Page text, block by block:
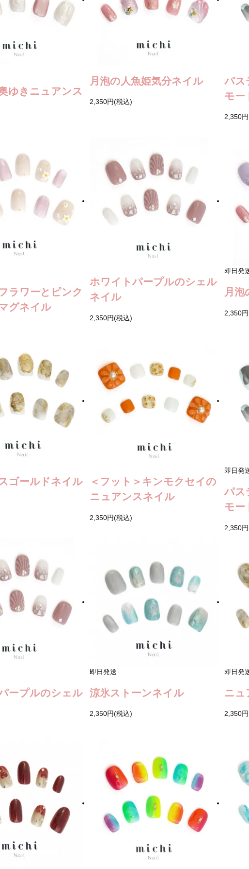
ゆきニュアンス
月泡の人魚姫気分ネイル
2,350円(税込)
パス
モー
2,350
ラワーとピンク
グネイル
ホワイトパープルのシェル
ネイル
2,350円(税込)
即日発
月泡
2,350
ゴールドネイル
＜フット＞キンモクセイの
ニュアンスネイル
2,350円(税込)
即日発
パス
モー
2,350
ープルのシェル
即日発送
涼氷ストーンネイル
2,350円(税込)
即日発
ニュ
2,350